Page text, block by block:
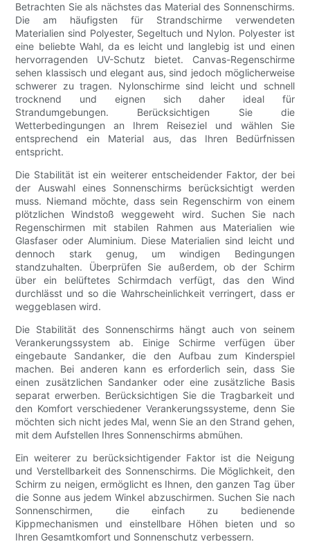
Betrachten Sie als nächstes das Material des Sonnenschirms.
Die am häufigsten für Strandschirme verwendeten
Materialien sind Polyester, Segeltuch und Nylon. Polyester ist
eine beliebte Wahl, da es leicht und langlebig ist und einen
hervorragenden UV-Schutz bietet. Canvas-Regenschirme
sehen klassisch und elegant aus, sind jedoch möglicherweise
schwerer zu tragen. Nylonschirme sind leicht und schnell
trocknend und eignen sich daher ideal für
Strandumgebungen. Berücksichtigen Sie die
Wetterbedingungen an Ihrem Reiseziel und wählen Sie
entsprechend ein Material aus, das Ihren Bedürfnissen
entspricht.
Die Stabilität ist ein weiterer entscheidender Faktor, der bei
der Auswahl eines Sonnenschirms berücksichtigt werden
muss. Niemand möchte, dass sein Regenschirm von einem
plötzlichen Windstoß weggeweht wird. Suchen Sie nach
Regenschirmen mit stabilen Rahmen aus Materialien wie
Glasfaser oder Aluminium. Diese Materialien sind leicht und
dennoch stark genug, um windigen Bedingungen
standzuhalten. Überprüfen Sie außerdem, ob der Schirm
über ein belüftetes Schirmdach verfügt, das den Wind
durchlässt und so die Wahrscheinlichkeit verringert, dass er
weggeblasen wird.
Die Stabilität des Sonnenschirms hängt auch von seinem
Verankerungssystem ab. Einige Schirme verfügen über
eingebaute Sandanker, die den Aufbau zum Kinderspiel
machen. Bei anderen kann es erforderlich sein, dass Sie
einen zusätzlichen Sandanker oder eine zusätzliche Basis
separat erwerben. Berücksichtigen Sie die Tragbarkeit und
den Komfort verschiedener Verankerungssysteme, denn Sie
möchten sich nicht jedes Mal, wenn Sie an den Strand gehen,
mit dem Aufstellen Ihres Sonnenschirms abmühen.
Ein weiterer zu berücksichtigender Faktor ist die Neigung
und Verstellbarkeit des Sonnenschirms. Die Möglichkeit, den
Schirm zu neigen, ermöglicht es Ihnen, den ganzen Tag über
die Sonne aus jedem Winkel abzuschirmen. Suchen Sie nach
Sonnenschirmen, die einfach zu bedienende
Kippmechanismen und einstellbare Höhen bieten und so
Ihren Gesamtkomfort und Sonnenschutz verbessern.